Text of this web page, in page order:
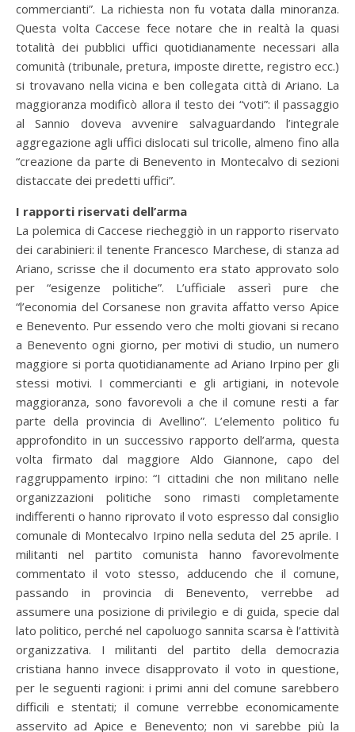
commercianti”. La richiesta non fu votata dalla minoranza.
Questa volta Caccese fece notare che in realtà la quasi
totalità dei pubblici uffici quotidianamente necessari alla
comunità (tribunale, pretura, imposte dirette, registro ecc.)
si trovavano nella vicina e ben collegata città di Ariano. La
maggioranza modificò allora il testo dei “voti”: il passaggio
al Sannio doveva avvenire salvaguardando l’integrale
aggregazione agli uffici dislocati sul tricolle, almeno fino alla
“creazione da parte di Benevento in Montecalvo di sezioni
distaccate dei predetti uffici”.
I rapporti riservati dell’arma
La polemica di Caccese riecheggiò in un rapporto riservato
dei carabinieri: il tenente Francesco Marchese, di stanza ad
Ariano, scrisse che il documento era stato approvato solo
per “esigenze politiche”. L’ufficiale asserì pure che
“l’economia del Corsanese non gravita affatto verso Apice
e Benevento. Pur essendo vero che molti giovani si recano
a Benevento ogni giorno, per motivi di studio, un numero
maggiore si porta quotidianamente ad Ariano Irpino per gli
stessi motivi. I commercianti e gli artigiani, in notevole
maggioranza, sono favorevoli a che il comune resti a far
parte della provincia di Avellino”. L’elemento politico fu
approfondito in un successivo rapporto dell’arma, questa
volta firmato dal maggiore Aldo Giannone, capo del
raggruppamento irpino: “I cittadini che non militano nelle
organizzazioni politiche sono rimasti completamente
indifferenti o hanno riprovato il voto espresso dal consiglio
comunale di Montecalvo Irpino nella seduta del 25 aprile. I
militanti nel partito comunista hanno favorevolmente
commentato il voto stesso, adducendo che il comune,
passando in provincia di Benevento, verrebbe ad
assumere una posizione di privilegio e di guida, specie dal
lato politico, perché nel capoluogo sannita scarsa è l’attività
organizzativa. I militanti del partito della democrazia
cristiana hanno invece disapprovato il voto in questione,
per le seguenti ragioni: i primi anni del comune sarebbero
difficili e stentati; il comune verrebbe economicamente
asservito ad Apice e Benevento; non vi sarebbe più la